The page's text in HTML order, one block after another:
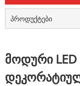
პროდუქტები
მოდური